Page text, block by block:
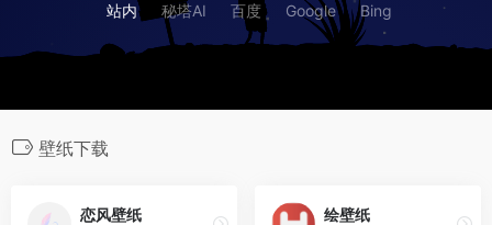
站内 秘塔AI 百度 Google Bing
壁纸下载
恋风壁纸 绘壁纸